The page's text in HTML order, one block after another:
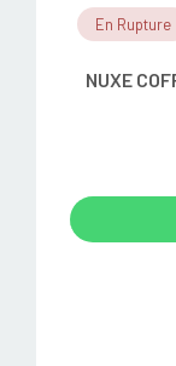
En Rupture
NUXE